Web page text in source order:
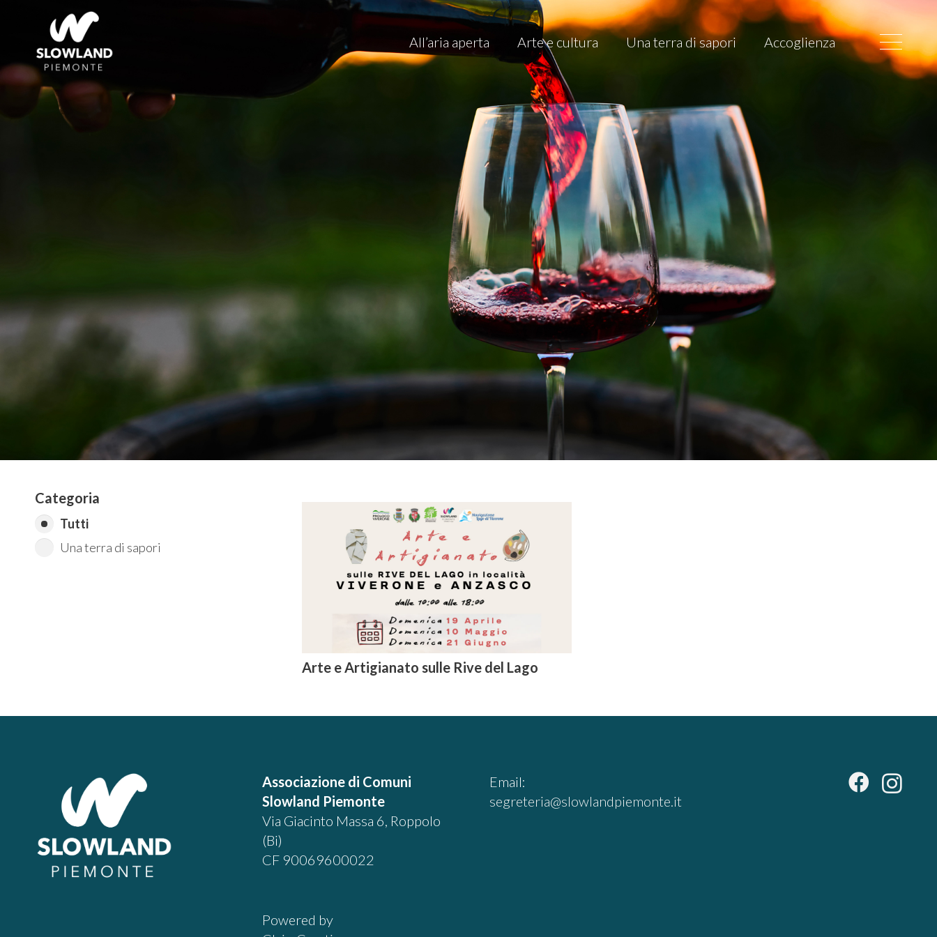
All’aria aperta Arte e cultura Una terra di sapori Accoglienza
Categoria
Tutti
Una terra di sapori
Arte e Artigianato sulle Rive del Lago
Associazione di Comuni
Slowland Piemonte
Via Giacinto Massa 6, Roppolo
(Bi)
CF 90069600022
Powered by
Email:
segreteria@slowlandpiemonte.it